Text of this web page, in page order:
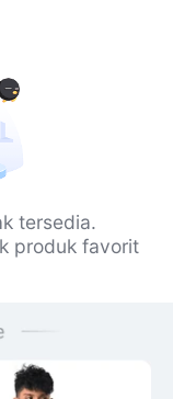
tersedia.
produk favorit